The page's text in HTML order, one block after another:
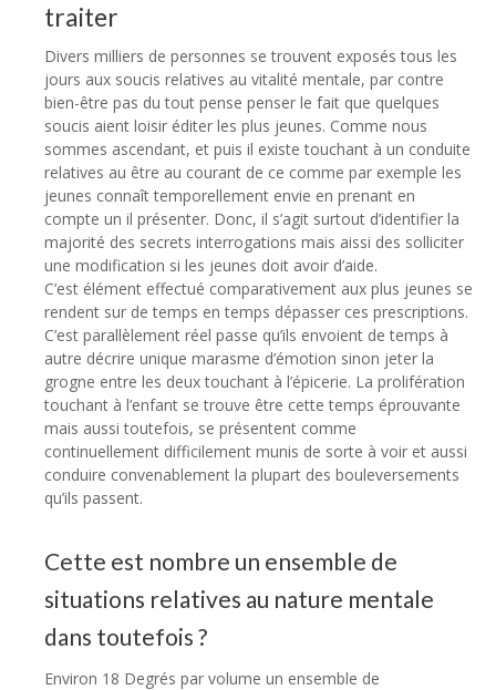
traiter
Divers milliers de personnes se trouvent exposés tous les
jours aux soucis relatives au vitalité mentale, par contre
bien-être pas du tout pense penser le fait que quelques
soucis aient loisir éditer les plus jeunes. Comme nous
sommes ascendant, et puis il existe touchant à un conduite
relatives au être au courant de ce comme par exemple les
jeunes connaît temporellement envie en prenant en
compte un il présenter. Donc, il s’agit surtout d’identifier la
majorité des secrets interrogations mais aissi des solliciter
une modification si les jeunes doit avoir d’aide.
C’est élément effectué comparativement aux plus jeunes se
rendent sur de temps en temps dépasser ces prescriptions.
C’est parallèlement réel passe qu’ils envoient de temps à
autre décrire unique marasme d’émotion sinon jeter la
grogne entre les deux touchant à l’épicerie. La prolifération
touchant à l’enfant se trouve être cette temps éprouvante
mais aussi toutefois, se présentent comme
continuellement difficilement munis de sorte à voir et aussi
conduire convenablement la plupart des bouleversements
qu’ils passent.
Cette est nombre un ensemble de
situations relatives au nature mentale
dans toutefois ?
Environ 18 Degrés par volume un ensemble de